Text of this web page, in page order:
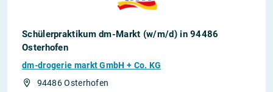
Schülerpraktikum dm-Markt (w/m/d) in 94486
Osterhofen
dm-drogerie markt GmbH + Co. KG
94486 Osterhofen